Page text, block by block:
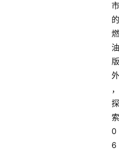
市
的
燃
油
版
外
，
探
索
0
6